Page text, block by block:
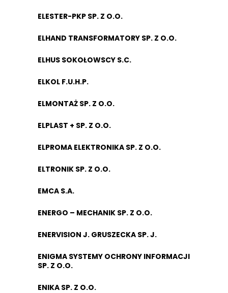
ELESTER-PKP SP. Z O.O.
ELHAND TRANSFORMATORY SP. Z O.O.
ELHUS SOKOŁOWSCY S.C.
ELKOL F.U.H.P.
ELMONTAŻ SP. Z O.O.
ELPLAST + SP. Z O.O.
ELPROMA ELEKTRONIKA SP. Z O.O.
ELTRONIK SP. Z O.O.
EMCA S.A.
ENERGO – MECHANIK SP. Z O.O.
ENERVISION J. GRUSZECKA SP. J.
ENIGMA SYSTEMY OCHRONY INFORMACJI
SP. Z O.O.
ENIKA SP. Z O.O.